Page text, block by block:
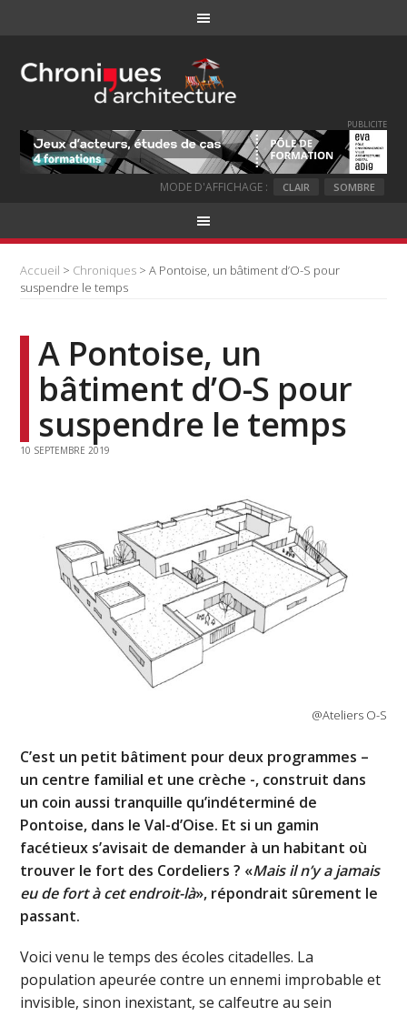
PUBLICITE
MODE D'AFFICHAGE : CLAIR SOMBRE
Accueil > Chroniques > A Pontoise, un bâtiment d’O-S pour
suspendre le temps
A Pontoise, un
bâtiment d’O-S pour
suspendre le temps
10 SEPTEMBRE 2019
@Ateliers O-S
C’est un petit bâtiment pour deux programmes –
un centre familial et une crèche -, construit dans
un coin aussi tranquille qu’indéterminé de
Pontoise, dans le Val-d’Oise. Et si un gamin
facétieux s’avisait de demander à un habitant où
trouver le fort des Cordeliers ? «Mais il n’y a jamais
eu de fort à cet endroit-là», répondrait sûrement le
passant.
Voici venu le temps des écoles citadelles. La
population apeurée contre un ennemi improbable et
invisible, sinon inexistant, se calfeutre au sein